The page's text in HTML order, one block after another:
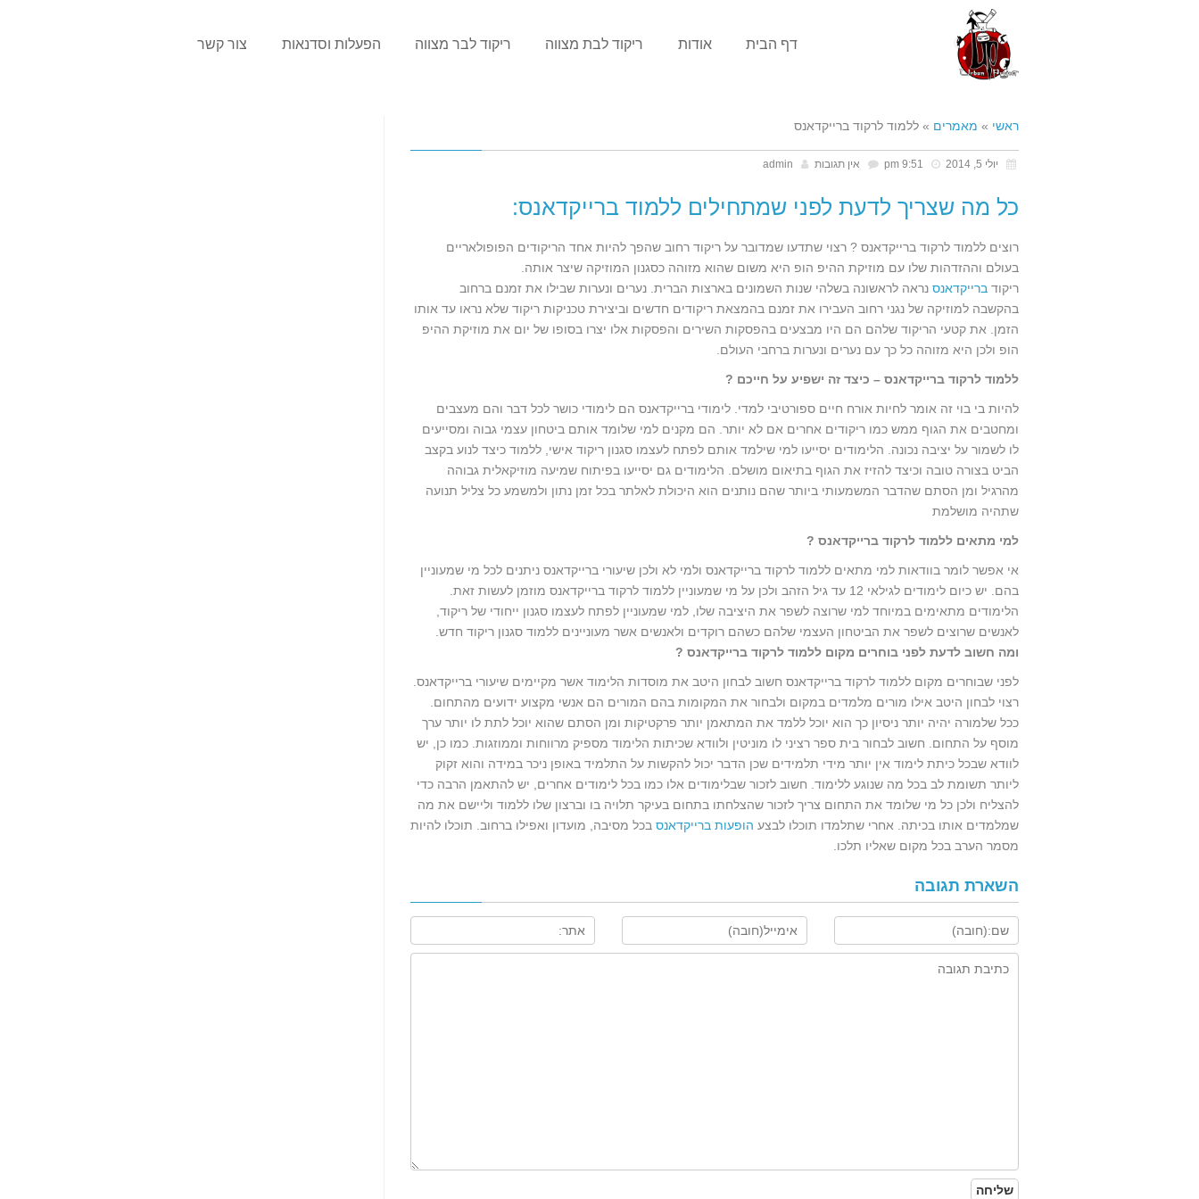
דף הבית אודות ריקוד לבת מצווה ריקוד לבר מצווה הפעלות וסדנאות צור קשר
ראשי » מאמרים » ללמוד לרקוד ברייקדאנס
יולי 5, 2014 אין תגובות admin
כל מה שצריך לדעת לפני שמתחילים ללמוד ברייקדאנס:
רוצים ללמוד לרקוד ברייקדאנס ? רצוי שתדעו שמדובר על ריקוד רחוב שהפך להיות אחד הריקודים הפופולאריים
בעולם וההזדהות שלו עם מוזיקת ההיפ הופ היא משום שהוא מזוהה כסגנון המוזיקה שיצר אותה.
ריקוד ברייקדאנס נראה לראשונה בשלהי שנות השמונים בארצות הברית. נערים ונערות שבילו את זמנם ברחוב
בהקשבה למוזיקה של נגני רחוב העבירו את זמנם בהמצאת ריקודים חדשים וביצירת טכניקות ריקוד שלא נראו עד אותו
הזמן. את קטעי הריקוד שלהם הם היו מבצעים בהפסקות השירים והפסקות אלו יצרו בסופו של יום את מוזיקת ההיפ
הופ ולכן היא מזוהה כל כך עם נערים ונערות ברחבי העולם.
ללמוד לרקוד ברייקדאנס – כיצד זה ישפיע על חייכם ?
להיות בי בוי זה אומר לחיות אורח חיים ספורטיבי למדי. לימודי ברייקדאנס הם לימודי כושר לכל דבר והם מעצבים
ומחטבים את הגוף ממש כמו ריקודים אחרים אם לא יותר. הם מקנים למי שלומד אותם ביטחון עצמי גבוה ומסייעים
לו לשמור על יציבה נכונה. הלימודים יסייעו למי שילמד אותם לפתח לעצמו סגנון ריקוד אישי, ללמוד כיצד לנוע בקצב
הביט בצורה טובה וכיצד להזיז את הגוף בתיאום מושלם. הלימודים גם יסייעו בפיתוח שמיעה מוזיקאלית גבוהה
מהרגיל ומן הסתם שהדבר המשמעותי ביותר שהם נותנים הוא היכולת לאלתר בכל זמן נתון ולמשמע כל צליל תנועה
שתהיה מושלמת
למי מתאים ללמוד לרקוד ברייקדאנס ?
אי אפשר לומר בוודאות למי מתאים ללמוד לרקוד ברייקדאנס ולמי לא ולכן שיעורי ברייקדאנס ניתנים לכל מי שמעוניין
בהם. יש כיום לימודים לגילאי 12 עד גיל הזהב ולכן על מי שמעוניין ללמוד לרקוד ברייקדאנס מוזמן לעשות זאת.
הלימודים מתאימים במיוחד למי שרוצה לשפר את היציבה שלו, למי שמעוניין לפתח לעצמו סגנון ייחודי של ריקוד,
לאנשים שרוצים לשפר את הביטחון העצמי שלהם כשהם רוקדים ולאנשים אשר מעוניינים ללמוד סגנון ריקוד חדש.
ומה חשוב לדעת לפני בוחרים מקום ללמוד לרקוד ברייקדאנס ?
לפני שבוחרים מקום ללמוד לרקוד ברייקדאנס חשוב לבחון היטב את מוסדות הלימוד אשר מקיימים שיעורי ברייקדאנס.
רצוי לבחון היטב אילו מורים מלמדים במקום ולבחור את המקומות בהם המורים הם אנשי מקצוע ידועים מהתחום.
ככל שלמורה יהיה יותר ניסיון כך הוא יוכל ללמד את המתאמן יותר פרקטיקות ומן הסתם שהוא יוכל לתת לו יותר ערך
מוסף על התחום. חשוב לבחור בית ספר רציני לו מוניטין ולוודא שכיתות הלימוד מספיק מרווחות וממוזגות. כמו כן, יש
לוודא שבכל כיתת לימוד אין יותר מידי תלמידים שכן הדבר יכול להקשות על התלמיד באופן ניכר במידה והוא זקוק
ליותר תשומת לב בכל מה שנוגע ללימוד. חשוב לזכור שבלימודים אלו כמו בכל לימודים אחרים, יש להתאמן הרבה כדי
להצליח ולכן כל מי שלומד את התחום צריך לזכור שהצלחתו בתחום בעיקר תלויה בו וברצון שלו ללמוד וליישם את מה
שמלמדים אותו בכיתה. אחרי שתלמדו תוכלו לבצע הופעות ברייקדאנס בכל מסיבה, מועדון ואפילו ברחוב. תוכלו להיות
מסמר הערב בכל מקום שאליו תלכו.
השארת תגובה